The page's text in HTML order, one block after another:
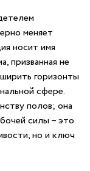
меняет⁣
⁢носит имя
призванная не
горизонты
сфере.
полов; она
силы – это
но и ключ